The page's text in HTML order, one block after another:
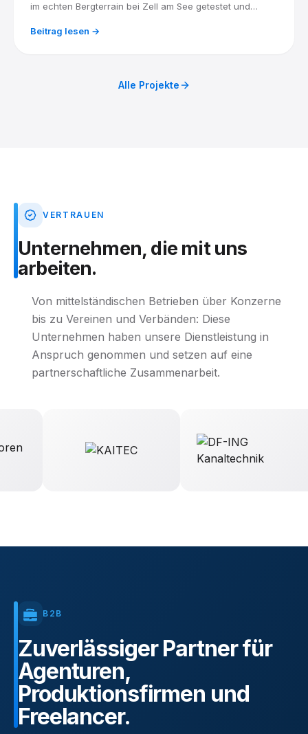
im echten Bergterrain bei Zell am See getestet und
Studio, dafür mit Schotter, Steigung und echtem Wetter.
Beitrag lesen →
Alle Projekte
VERTRAUEN
Unternehmen, die mit uns
arbeiten.
Von mittelständischen Betrieben über Konzerne
bis zu Vereinen und Verbänden: Diese
Unternehmen haben unsere Dienstleistung in
Anspruch genommen und setzen auf eine
partnerschaftliche Zusammenarbeit.
B2B
Zuverlässiger Partnerfür
Agenturen,
Produktionsfirmen und
Freelancer.